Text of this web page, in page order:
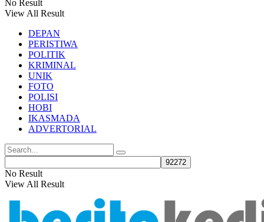
No Result
View All Result
DEPAN
PERISTIWA
POLITIK
KRIMINAL
UNIK
FOTO
POLISI
HOBI
IKASMADA
ADVERTORIAL
No Result
View All Result